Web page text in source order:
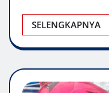
SELENGKAPNYA